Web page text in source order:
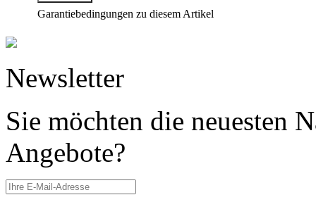
Garantiebedingungen zu diesem Artikel
Newsletter
Sie möchten die neuesten
Angebote?